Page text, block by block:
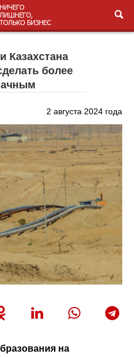
Казахстана
более
2 августа 2024 года
на